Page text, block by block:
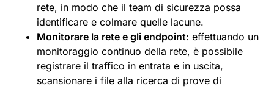
rete, in modo che il team di sicurezza possa
identificare e colmare quelle lacune.
Monitorare la rete e gli endpoint: effettuando un
monitoraggio continuo della rete, è possibile
registrare il traffico in entrata e in uscita,
scansionare i file alla ricerca di prove di